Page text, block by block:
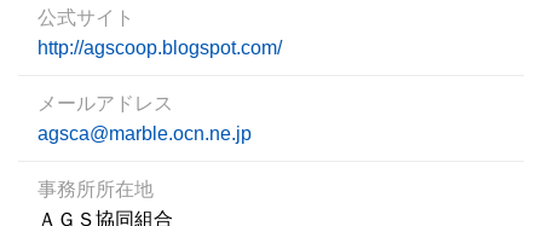
公式サイト
http://agscoop.blogspot.com/
メールアドレス
agsca@marble.ocn.ne.jp
事務所所在地
ＡＧＳ協同組合